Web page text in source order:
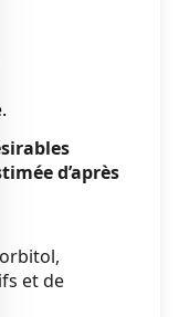
d’après
et de